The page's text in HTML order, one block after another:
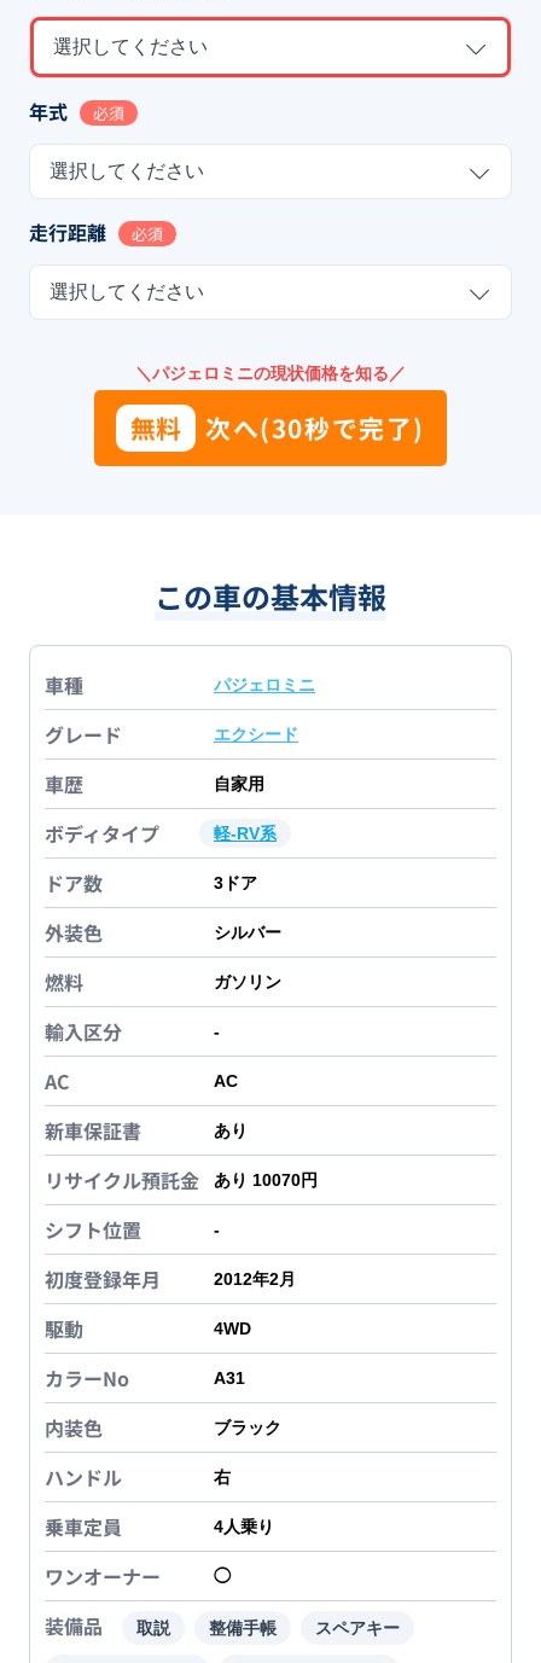
選択してください
年式 必須
選択してください
走行距離 必須
選択してください
＼パジェロミニの現状価格を知る／
無料 次へ(30秒で完了)
この車の基本情報
車種 パジェロミニ
グレード エクシード
車歴 自家用
ボディタイプ 軽-RV系
ドア数 3 ドア
外装色 シルバー
燃料 ガソリン
輸入区分 -
AC AC
新車保証書 あり
リサイクル預託金 あり 10070円
シフト位置 -
初度登録年月 2012年2月
駆動 4WD
カラーNo A31
内装色 ブラック
ハンドル 右
乗車定員 4人乗り
ワンオーナー ◯
装備品 取説 整備手帳 スペアキー